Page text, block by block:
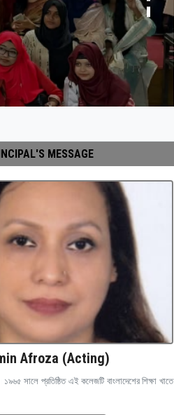
MESSAGE
Afroza (Acting)
সালে প্রতিষ্ঠিত এই কলেজটি বাংলাদেশের শিক্ষা খাতে